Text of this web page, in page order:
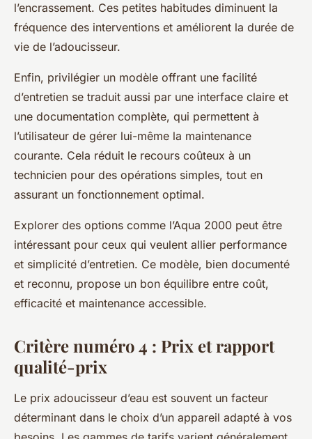
l’encrassement. Ces petites habitudes diminuent la
fréquence des interventions et améliorent la durée de
vie de l’adoucisseur.
Enfin, privilégier un modèle offrant une facilité
d’entretien se traduit aussi par une interface claire et
une documentation complète, qui permettent à
l’utilisateur de gérer lui-même la maintenance
courante. Cela réduit le recours coûteux à un
technicien pour des opérations simples, tout en
assurant un fonctionnement optimal.
Explorer des options comme l’Aqua 2000 peut être
intéressant pour ceux qui veulent allier performance
et simplicité d’entretien. Ce modèle, bien documenté
et reconnu, propose un bon équilibre entre coût,
efficacité et maintenance accessible.
Critère numéro 4 : Prix et rapport
qualité-prix
Le prix adoucisseur d’eau est souvent un facteur
déterminant dans le choix d’un appareil adapté à vos